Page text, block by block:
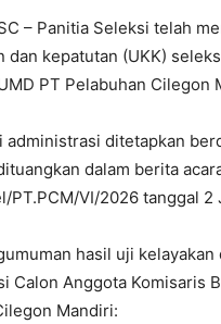
– Panitia Seleksi telah
dan kepatutan (UKK)
PT Pelabuhan Cilegon
administrasi ditetapkan
dalam berita
PT.PCM/VI/2026 tanggal 2
hasil uji kelayakan
Calon Anggota Komisaris
Mandiri: